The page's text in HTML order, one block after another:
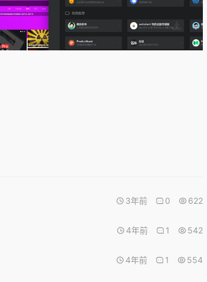
3年前 0 622
4年前 1 542
4年前 1 554